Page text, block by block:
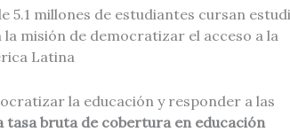
5.1 millones de estudiantes cursan
misión de democratizar el acceso a la
Latina
la educación y responder a las
tasa bruta de cobertura en educación